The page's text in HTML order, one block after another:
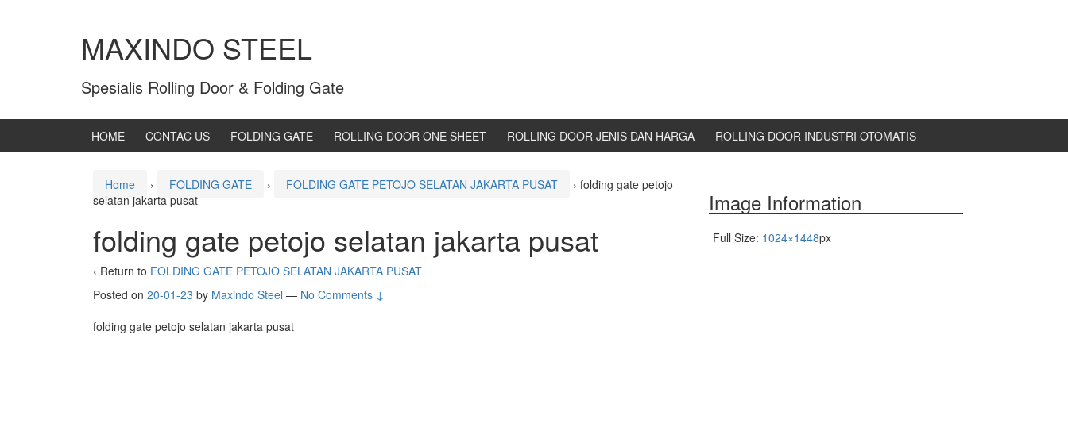
MAXINDO STEEL
Spesialis Rolling Door & Folding Gate
HOME CONTAC US FOLDING GATE ROLLING DOOR ONE SHEET ROLLING DOOR JENIS DAN HARGA ROLLING DOOR INDUSTRI OTOMATIS
Home › FOLDING GATE › FOLDING GATE PETOJO SELATAN JAKARTA PUSAT › folding gate petojo
selatan jakarta pusat
folding gate petojo selatan jakarta pusat
‹ Return to FOLDING GATE PETOJO SELATAN JAKARTA PUSAT
Posted on 20-01-23 by Maxindo Steel — No Comments ↓
folding gate petojo selatan jakarta pusat
Image Information
Full Size: 1024×1448px